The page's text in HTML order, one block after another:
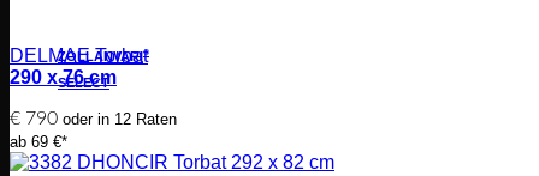
ZOLLANVARI®
SELECT
DELMAE Torbat
290 x 76 cm
€ 790 oder in 12 Raten
ab 69 €*